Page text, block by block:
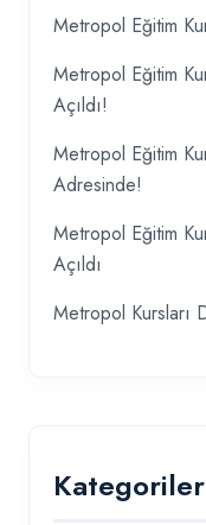
Metropol Eğitim
Metropol Eğitim
Açıldı!
Metropol Eğitim
Adresinde!
Metropol Eğitim
Açıldı
Metropol Kursları
Kategoriler